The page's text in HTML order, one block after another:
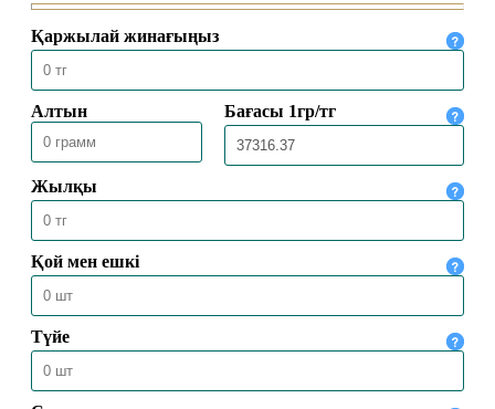
03.07.2026 1017
НЕКЕ – САЛАУАТТЫ ӨМІР ШАРТЫ
26.06.2026